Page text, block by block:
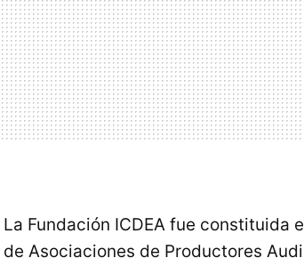
La Fundación ICDEA fue constituida
de Asociaciones de Productores